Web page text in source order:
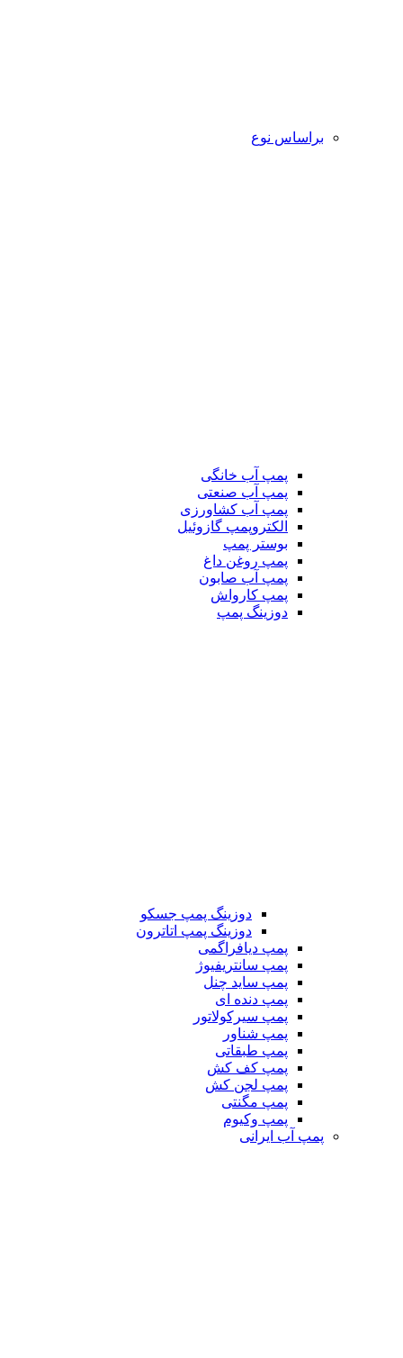
براساس نوع
پمپ آب خانگی
پمپ آب صنعتی
پمپ آب کشاورزی
الکتروپمپ گازوئیل
بوستر پمپ
پمپ روغن داغ
پمپ آب صابون
پمپ کارواش
دوزینگ پمپ
دوزینگ پمپ جسکو
دوزینگ پمپ اتاترون
پمپ دیافراگمی
پمپ سانتریفیوژ
پمپ ساید چنل
پمپ دنده ای
پمپ سیرکولاتور
پمپ شناور
پمپ طبقاتی
پمپ کف کش
پمپ لجن کش
پمپ مگنتی
پمپ وکیوم
پمپ آب ایرانی